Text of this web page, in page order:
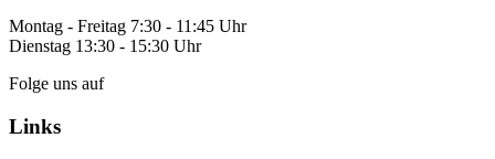
Montag - Freitag 7:30 - 11:45 Uhr
Dienstag 13:30 - 15:30 Uhr
Folge uns auf
Links